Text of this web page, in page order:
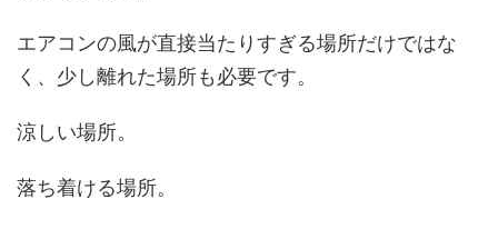
エアコンの風が直接当たりすぎる場所だけではな
く、少し離れた場所も必要です。
涼しい場所。
落ち着ける場所。